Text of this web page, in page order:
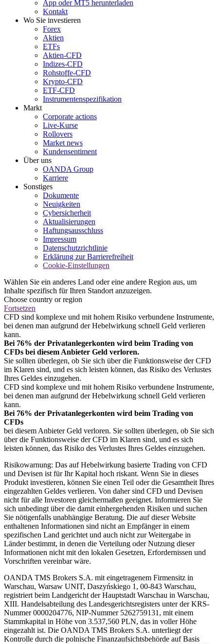
App oder MT5 herunterladen
Kontakt
Wo Sie investieren
Forex
Aktien
ETFs
Aktien-CFD
Indizes-CFD
Rohstoffe-CFD
Krypto-CFD
ETF-CFD
Instrumentenspezifikation
Markt
Corporate actions
Live-Kurse
Rollovers
Market news
Kundensentiment
Über uns
OANDA Group
Karriere
Sonstiges
Dokumente
Neuigkeiten
Cybersicherheit
Aktualisierungen
Haftungsausschluss
Impressum
Datenschutzrichtlinie
Erklärung zur Barrierefreiheit
Cookie-Einstellungen
Wählen Sie ein anderes Land oder eine andere Region aus, um
Inhalte spezifisch für Ihren Standort anzuzeigen.
Choose country or region
Fortsetzen
CFD sind komplexe und mit hohem Risiko verbundene Instrumente,
bei denen man aufgrund der Hebelwirkung schnell Geld verlieren
kann.
Bei 76% der Privatanlegerkonten wird beim Trading von
CFDs bei diesem Anbieter Geld verloren.
Sie sollten überlegen, ob Sie sich über die Funktionsweise der CFD
im Klaren sind, und es sich leisten können, das Risiko des Verlustes
Ihres Geldes einzugehen.
CFD sind komplexe und mit hohem Risiko verbundene Instrumente,
bei denen man aufgrund der Hebelwirkung schnell Geld verlieren
kann.
Bei 76% der Privatanlegerkonten wird beim Trading von
CFDs
bei diesem Anbieter Geld verloren. Sie sollten überlegen, ob Sie sich
über die Funktionsweise der CFD im Klaren sind, und es sich
leisten können, das Risiko des Verlustes Ihres Geldes einzugehen.
Risikowarnung: Das auf Hebelwirkung basierte Trading von CFD
und Devisen ist für Ihr Kapital hoch riskant. Wenn Sie in dieses
Produkt investieren, können Sie einen Teil oder die Gesamtheit Ihres
eingezahlten Geldes verlieren. Von daher sind CFD und Devisen
nicht für alle Investoren gleichermaßen geeignet. Informieren Sie
sich unbedingt über die damit einhergehenden Risiken und suchen
Sie nötigenfalls unabhängige Beratung. Die auf dieser Website
enthaltenen Informationen sind nicht an Empfänger in einem
spezifischen Land gerichtet und auch nicht zur Weitergabe in
Länder bestimmt, in denen die Verteilung oder Nutzung dieser
Informationen nicht mit den lokalen Gesetzen, Erfordernissen und
Vorschriften vereinbar wäre.
OANDA TMS Brokers S.A. mit eingetragenem Firmensitz in
Warschau, Warsaw UNIT, Daszyńskiego 1, 00-843 Warschau,
registriert beim Landgericht der Hauptstadt Warschau in Warschau,
XIII. Handelsabteilung des Landesgerichtsregisters unter der KRS-
Nummer 0000204776, NIP-Nummer 5262759131, mit einem
Stammkapital in Höhe von 3.537,560 PLN, das in voller Höhe
eingezahlt ist. Die OANDA TMS Brokers S.A. unterliegt der
Kontrolle durch die polnische Finanzaufsichtsbehörde auf Basis